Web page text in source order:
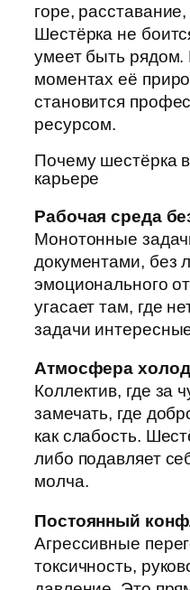
горе,
Шестёрка не
умеет быть рядом.
моментах её
становится
ресурсом.
Почему шестёрка
карьере
Рабочая среда
Монотонные
документами, без
эмоционального
угасает там, где
задачи
Атмосфера
Коллектив, где за
замечать, где
как слабость.
либо подавляет
молча.
Постоянный
Агрессивные
токсичность,